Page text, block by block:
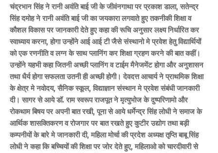
चंद्रभान सिंह ने रानी अवंति बाई जी के जीवंनगाथा पर प्रकाश डाला, सतेन्द्र
सिंह दमोह ने रानी अवंति बाई जी का जयकारा लगवाते हुए तकनीकी शिक्षा व
कौशल विकास पर जानकारी देते हुए कहा की रूचि अनुसार लक्ष्य निर्धारित कर
स्वाध्याय करना, होगा उन्होंने आई आई टी जैसे संस्थानो मे प्रवेश हेतु विद्यार्थियों
को एक रणनीति व लग्न के साथ प्लानिंग कर शिक्षा ग्रहण करने की बात कहीं।
उन्होंने यहभी कहा जितनी अच्छी प्लानिंग व टाईम मैनेजमेंट होगा और अनुशासन
तथा धैर्य होगा सफलता उतनी ही अच्छी होगी। देवदत्त आचार्य ने प्राथमिक शिक्षा
के क्षेत्र मे नवोदय, सैनिक स्कूल, विद्याज्ञान संस्थान मे प्रवेश संबंधी जानकारी
दी। सागर से आये डॉ. राम स्वरूप राजपूत ने मृत्युभोज के दुष्परिणामो और
रोकथाम बिषय पर अपनी बात रखी, पूना से आये धर्मेन्द्र सिंह लोधी ने समाज के
आर्थिक शासक्तिकरण व रोजगार पर बात रखते हुए कुटीर उद्योग तथा बड़ी
कम्पनीयों के बारे मे जानकारी दी, महिला मोर्चा की प्रदेश अध्यक्ष तृप्ति बाबू सिंह
लोधी ने कहा कि बच्चियों की शिक्षा पर जोर देते हुए, महिलाओ को चारदीवारी से